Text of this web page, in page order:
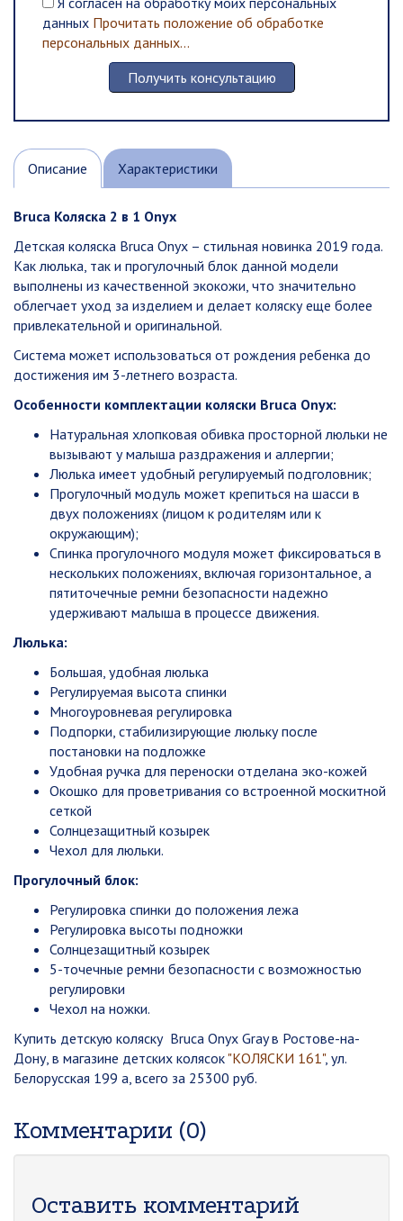
данных Прочитать положение об обработке
персональных данных...
Описание Характеристики
Bruca Коляска 2 в 1 Onyx
Детская коляска Bruca Onyx – стильная новинка 2019 года.
Как люлька, так и прогулочный блок данной модели
выполнены из качественной экокожи, что значительно
облегчает уход за изделием и делает коляску еще более
привлекательной и оригинальной.
Система может использоваться от рождения ребенка до
достижения им 3-летнего возраста.
Особенности комплектации коляски Bruca Onyx:
Натуральная хлопковая обивка просторной люльки не
вызывают у малыша раздражения и аллергии;
Люлька имеет удобный регулируемый подголовник;
Прогулочный модуль может крепиться на шасси в
двух положениях (лицом к родителям или к
окружающим);
Спинка прогулочного модуля может фиксироваться в
нескольких положениях, включая горизонтальное, а
пятиточечные ремни безопасности надежно
удерживают малыша в процессе движения.
Люлька:
Большая, удобная люлька
Регулируемая высота спинки
Многоуровневая регулировка
Подпорки, стабилизирующие люльку после
постановки на подложке
Удобная ручка для переноски отделана эко-кожей
Окошко для проветривания со встроенной москитной
сеткой
Солнцезащитный козырек
Чехол для люльки.
Прогулочный блок:
Регулировка спинки до положения лежа
Регулировка высоты подножки
Солнцезащитный козырек
5-точечные ремни безопасности с возможностью
регулировки
Чехол на ножки.
Купить детскую коляску Bruca Onyx Gray в Ростове-на-
Дону, в магазине детских колясок "КОЛЯСКИ 161", ул.
Белорусская 199 а, всего за 25300 руб.
Комментарии (0)
Оставить комментарий